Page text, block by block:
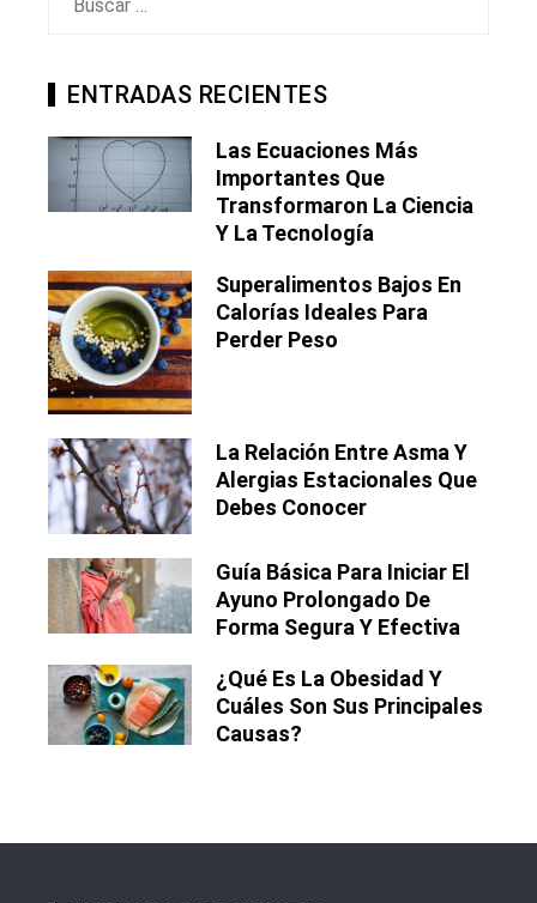
ENTRADAS RECIENTES
Las Ecuaciones Más
Importantes Que
Transformaron La Ciencia
Y La Tecnología
Superalimentos Bajos En
Calorías Ideales Para
Perder Peso
La Relación Entre Asma Y
Alergias Estacionales Que
Debes Conocer
Guía Básica Para Iniciar El
Ayuno Prolongado De
Forma Segura Y Efectiva
¿Qué Es La Obesidad Y
Cuáles Son Sus Principales
Causas?